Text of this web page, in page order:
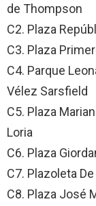
de Thompson
C2. Plaza
C3. Plaza
C4. Parque
Vélez Sarsfield
C5. Plaza
Loria
C6. Plaza
C7. Plazoleta
C8. Plaza José